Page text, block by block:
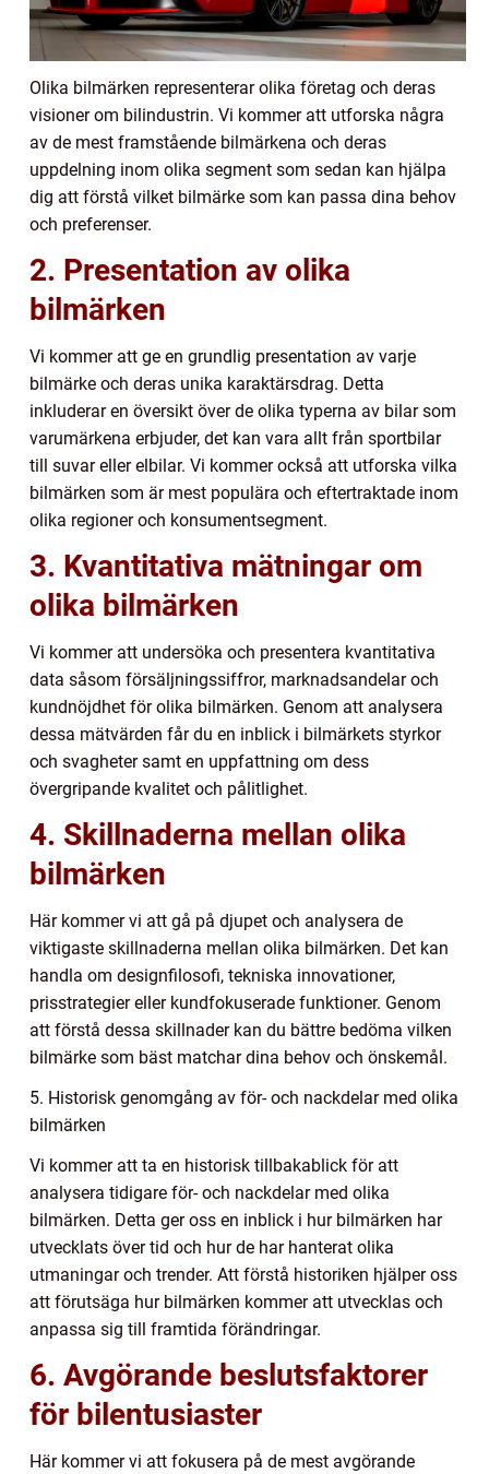
Olika bilmärken representerar olika företag och deras
visioner om bilindustrin. Vi kommer att utforska några
av de mest framstående bilmärkena och deras
uppdelning inom olika segment som sedan kan hjälpa
dig att förstå vilket bilmärke som kan passa dina behov
och preferenser.
2. Presentation av olika
bilmärken
Vi kommer att ge en grundlig presentation av varje
bilmärke och deras unika karaktärsdrag. Detta
inkluderar en översikt över de olika typerna av bilar som
varumärkena erbjuder, det kan vara allt från sportbilar
till suvar eller elbilar. Vi kommer också att utforska vilka
bilmärken som är mest populära och eftertraktade inom
olika regioner och konsumentsegment.
3. Kvantitativa mätningar om
olika bilmärken
Vi kommer att undersöka och presentera kvantitativa
data såsom försäljningssiffror, marknadsandelar och
kundnöjdhet för olika bilmärken. Genom att analysera
dessa mätvärden får du en inblick i bilmärkets styrkor
och svagheter samt en uppfattning om dess
övergripande kvalitet och pålitlighet.
4. Skillnaderna mellan olika
bilmärken
Här kommer vi att gå på djupet och analysera de
viktigaste skillnaderna mellan olika bilmärken. Det kan
handla om designfilosofi, tekniska innovationer,
prisstrategier eller kundfokuserade funktioner. Genom
att förstå dessa skillnader kan du bättre bedöma vilken
bilmärke som bäst matchar dina behov och önskemål.
5. Historisk genomgång av för- och nackdelar med olika
bilmärken
Vi kommer att ta en historisk tillbakablick för att
analysera tidigare för- och nackdelar med olika
bilmärken. Detta ger oss en inblick i hur bilmärken har
utvecklats över tid och hur de har hanterat olika
utmaningar och trender. Att förstå historiken hjälper oss
att förutsäga hur bilmärken kommer att utvecklas och
anpassa sig till framtida förändringar.
6. Avgörande beslutsfaktorer
för bilentusiaster
Här kommer vi att fokusera på de mest avgörande